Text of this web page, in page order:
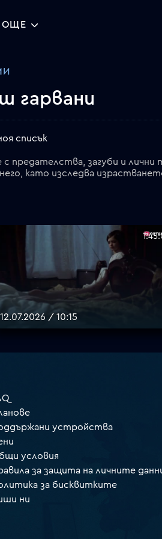
ОЩЕ
гарвани
списък
предателства, загуби и
като изследва
12.07.2026 / 10:15
устройства
условия
за защита на личните
за бисквитките
ни